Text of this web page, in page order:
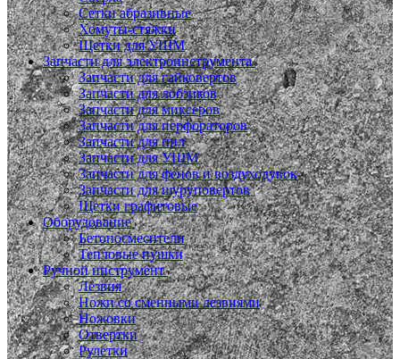
Сетки абразивные
Хомуты-стяжки
Щетки для УШМ
Запчасти для электроинструмента
Запчасти для гайковертов
Запчасти для лобзиков
Запчасти для миксеров
Запчасти для перфораторов
Запчасти для пил
Запчасти для УШМ
Запчасти для фенов и воздуходувок
Запчасти для шуруповертов
Щетки графитовые
Оборудование
Бетоносмесители
Тепловые пушки
Ручной инструмент
Лезвия
Ножи со сменными лезвиями
Ножовки
Отвертки
Рулетки